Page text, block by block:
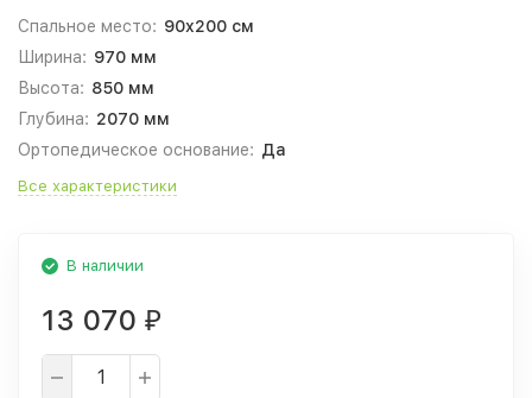
Спальное место: 90x200 см
Ширина: 970 мм
Высота: 850 мм
Глубина: 2070 мм
Ортопедическое основание: Да
Все характеристики
В наличии
13 070 ₽